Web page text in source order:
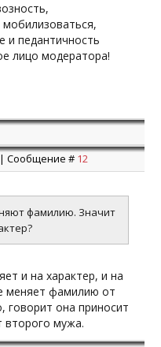
и педантичность
лицо модератора!
| Сообщение # 12
фамилию. Значит
и на характер, и на
меняет фамилию от
говорит она приносит
второго мужа.